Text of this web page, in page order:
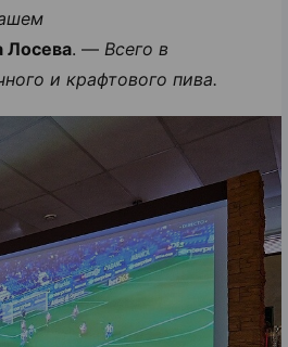
Лосева. — Всего в
и крафтового пива.